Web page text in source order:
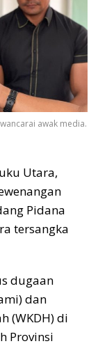
awak media.
Utara,
Pidana
tersangka
dugaan
dan
(WKDH) di
Provinsi